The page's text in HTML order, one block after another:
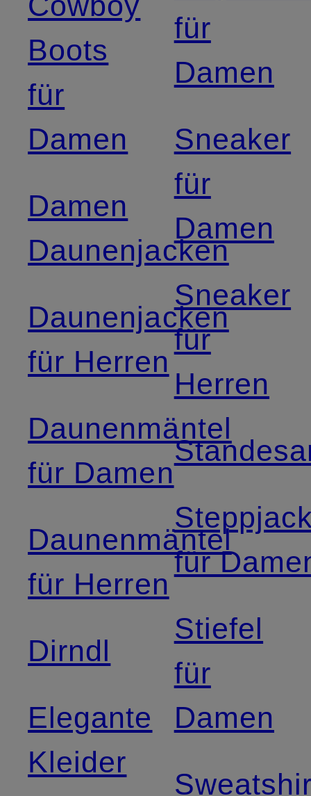
Boots
für
Damen
Damen
Daunenjacken
Daunenjacken
für Herren
Daunenmäntel
für Damen
Daunenmäntel
für Herren
Dirndl
Elegante
Kleider
für
Damen
Sneaker
für
Damen
Sneaker
für
Herren
für
Stiefel
für
Damen